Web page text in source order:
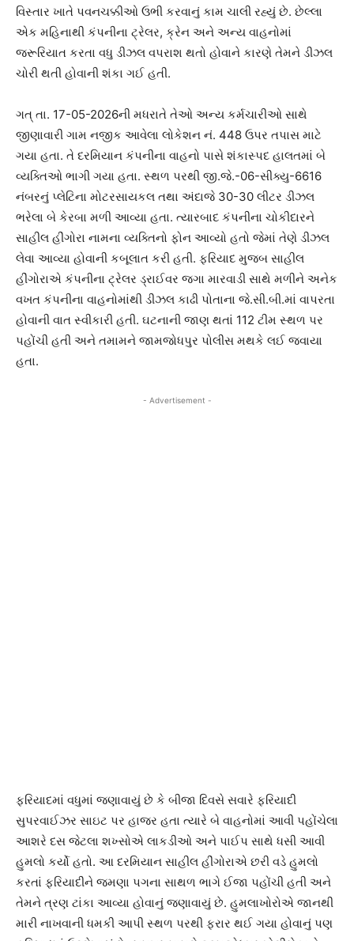
વિસ્તાર ખાતે પવનચક્કીઓ ઉભી કરવાનું કામ ચાલી રહ્યું છે. છેલ્લા
એક મહિનાથી કંપનીના ટ્રેલર, ક્રેન અને અન્ય વાહનોમાં
જરૂરિયાત કરતા વધુ ડીઝલ વપરાશ થતો હોવાને કારણે તેમને ડીઝલ
ચોરી થતી હોવાની શંકા ગઈ હતી.
ગત્ તા. 17-05-2026ની મધરાતે તેઓ અન્ય કર્મચારીઓ સાથે
જીણાવારી ગામ નજીક આવેલા લોકેશન નં. 448 ઉપર તપાસ માટે
ગયા હતા. તે દરમિયાન કંપનીના વાહનો પાસે શંકાસ્પદ હાલતમાં બે
વ્યક્તિઓ ભાગી ગયા હતા. સ્થળ પરથી જી.જે.-06-સીક્યુ-6616
નંબરનું પ્લેટિના મોટરસાયકલ તથા અંદાજે 30-30 લીટર ડીઝલ
ભરેલા બે કેરબા મળી આવ્યા હતા. ત્યારબાદ કંપનીના ચોકીદારને
સાહીલ હીંગોરા નામના વ્યક્તિનો ફોન આવ્યો હતો જેમાં તેણે ડીઝલ
લેવા આવ્યા હોવાની કબૂલાત કરી હતી. ફરિયાદ મુજબ સાહીલ
હીંગોરાએ કંપનીના ટ્રેલર ડ્રાઈવર જગા મારવાડી સાથે મળીને અનેક
વખત કંપનીના વાહનોમાંથી ડીઝલ કાઢી પોતાના જે.સી.બી.માં વાપરતા
હોવાની વાત સ્વીકારી હતી. ઘટનાની જાણ થતાં 112 ટીમ સ્થળ પર
પહોંચી હતી અને તમામને જામજોધપુર પોલીસ મથકે લઈ જવાયા
હતા.
- Advertisement -
ફરિયાદમાં વધુમાં જણાવાયું છે કે બીજા દિવસે સવારે ફરિયાદી
સુપરવાઈઝર સાઇટ પર હાજર હતા ત્યારે બે વાહનોમાં આવી પહોંચેલા
આશરે દસ જેટલા શખ્સોએ લાકડીઓ અને પાઈપ સાથે ધસી આવી
હુમલો કર્યો હતો. આ દરમિયાન સાહીલ હીંગોરાએ છરી વડે હુમલો
કરતાં ફરિયાદીને જમણા પગના સાથળ ભાગે ઈજા પહોંચી હતી અને
તેમને ત્રણ ટાંકા આવ્યા હોવાનું જણાવાયું છે. હુમલાખોરોએ જાનથી
મારી નાખવાની ધમકી આપી સ્થળ પરથી ફરાર થઈ ગયા હોવાનું પણ